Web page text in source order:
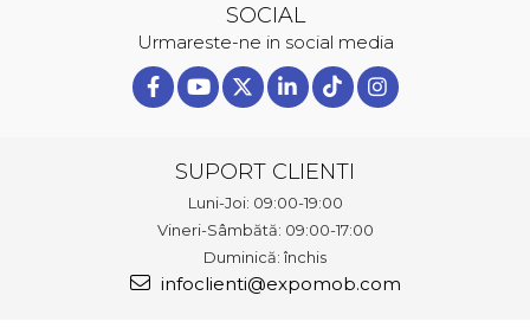
SOCIAL
Urmareste-ne in social media
SUPORT CLIENTI
Luni-Joi: 09:00-19:00
Vineri-Sâmbătă: 09:00-17:00
Duminică: închis
infoclienti@expomob.com